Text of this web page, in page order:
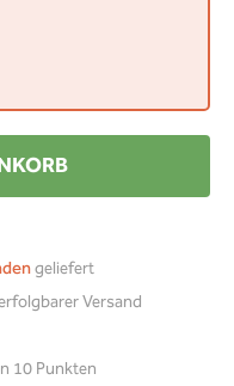
geliefert
Versand
10 Punkten